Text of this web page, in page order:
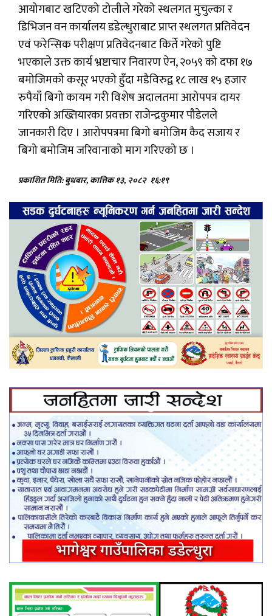
आयोगबाट खटिएको टोलीले गरेको स्थलगत मुचुल्का र
डिभिजन वन कार्यालय डडेल्धुराबाट प्राप्त स्थलगत प्रतिवेदन
एवं फरेन्सिक परीक्षण प्रतिवेदनबाट किर्ते गरेको पुष्टि
भएकाले उक्त कार्य भ्रष्टाचार निवारण ऐन, २०५९ को दफा १७
बमोजिमको कसूर भएको हुँदा मडैविरुद्व १८ लाख १५ हजार
रुपैयाँ बिगो कायम गरी विशेष अदालतमा आरोपपत्र दायर
गरिएको अख्तियारका प्रवक्ता राजेन्द्रकुमार पौडेलले
जानकारी दिए । आरोपपत्रमा बिगो बमोजिम कैद सजाय र
बिगो बमोजिम जरिवानाको माग गरिएको छ ।
प्रकाशित मिति: बुधबार, कात्तिक १३, २०८२ १६:१९